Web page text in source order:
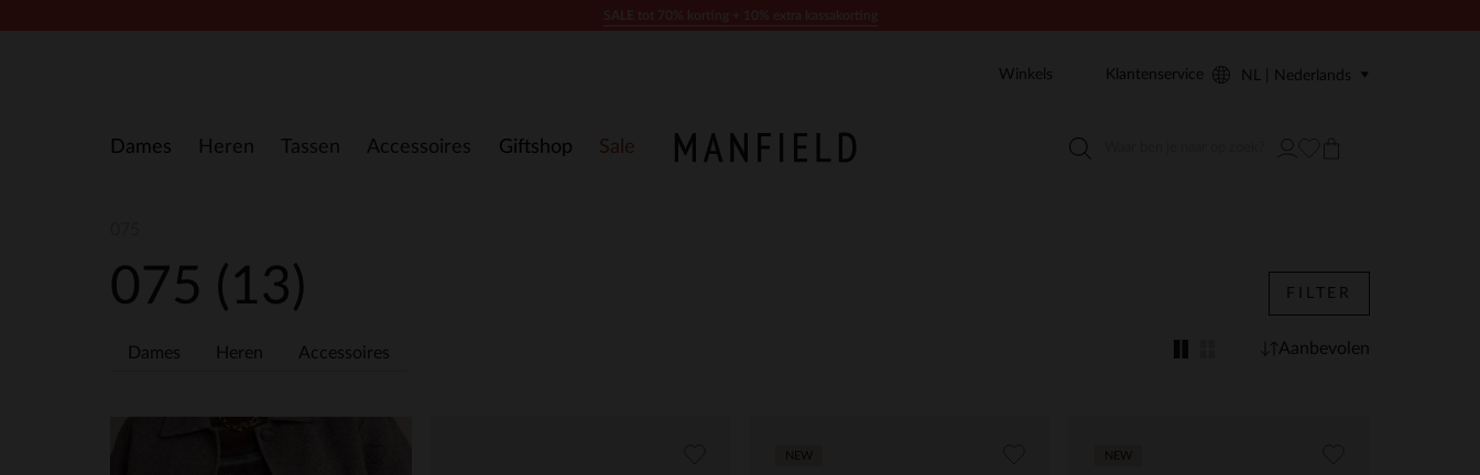
Dames Heren Tassen Accessoires Giftshop Sale
Winkels Klantenservice NL | Nederlands
075 (13)
Dames Heren Accessoires
FILTER
Aanbevolen